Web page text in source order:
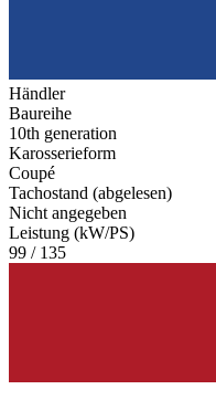
Händler
Baureihe
10th generation
Karosserieform
Coupé
Tachostand (abgelesen)
Nicht angegeben
Leistung (kW/PS)
99 / 135